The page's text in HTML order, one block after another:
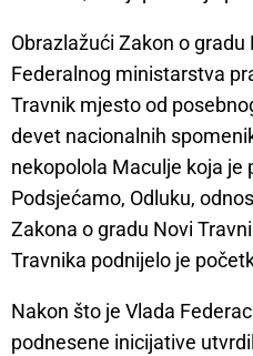
Obrazlažući Zakon o
Federalnog ministarstva
Travnik mjesto od
devet nacionalnih
nekopolola Maculje koja je
Podsjećamo, Odluku,
Zakona o gradu Novi
Travnika podnijelo je
Nakon što je Vlada
podnesene inicijative